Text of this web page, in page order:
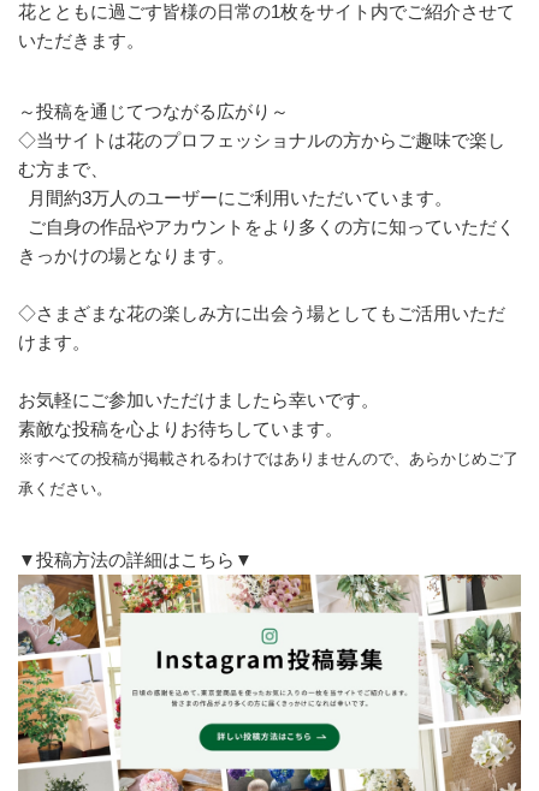
花とともに過ごす皆様の日常の1枚をサイト内でご紹介させて
いただきます。
～投稿を通じてつながる広がり～
◇当サイトは花のプロフェッショナルの方からご趣味で楽し
む方まで、
月間約3万人のユーザーにご利用いただいています。
ご自身の作品やアカウントをより多くの方に知っていただく
きっかけの場となります。
◇さまざまな花の楽しみ方に出会う場としてもご活用いただ
けます。
お気軽にご参加いただけましたら幸いです。
素敵な投稿を心よりお待ちしています。
※すべての投稿が掲載されるわけではありませんので、あらかじめご了
承ください。
▼投稿方法の詳細はこちら▼